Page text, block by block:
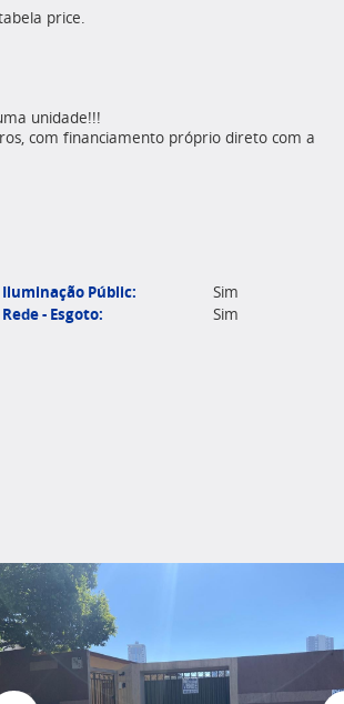
price.
unidade!!!
com financiamento próprio direto com a
Iluminação Públic: Sim
Rede - Esgoto: Sim